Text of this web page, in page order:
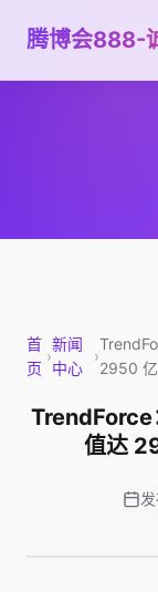
腾博会888-
首
页
›
新闻
中心
›
2950
TrendForce
值达